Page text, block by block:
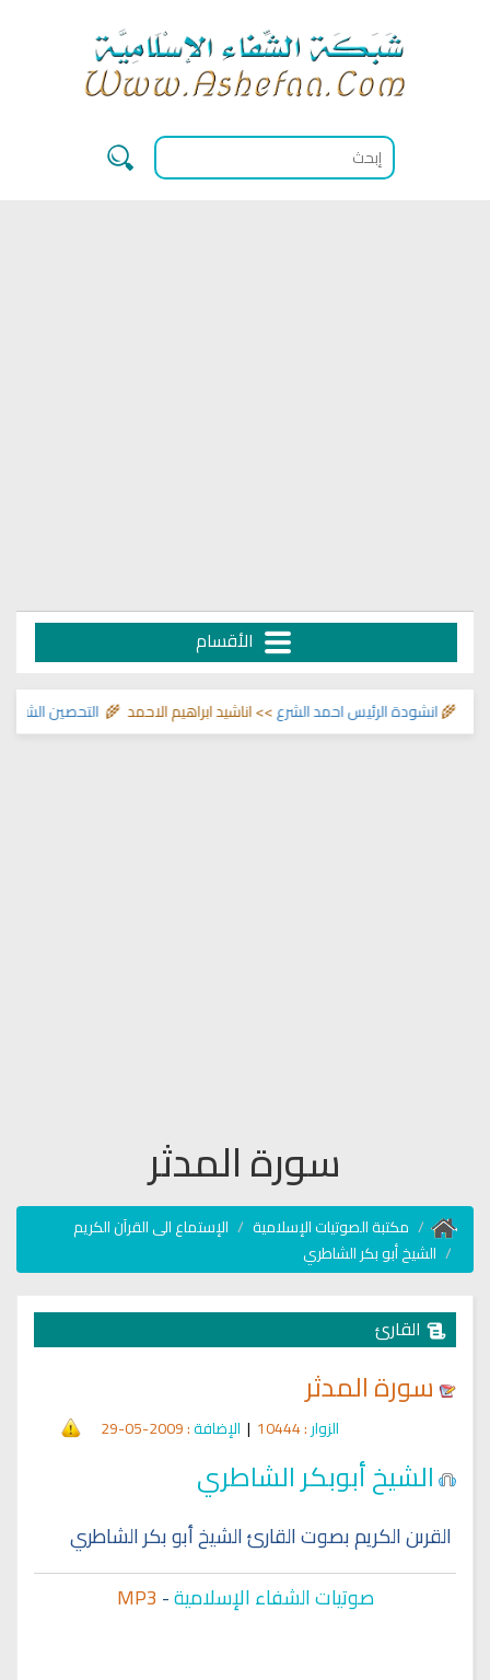
الأقسام
التحصين الشرعي انشودة الرئيس احمد الشرع>> اناشيد ابراهيم الاحمد 🌾
سورة المدثر
مكتبة الصوتيات الإسلامية
الإستماع الى القرآن الكريم
الشيخ أبو بكر الشاطري
القارئ
سورة المدثر
الزوار: 10444
| الإضافة: 2009-05-29
الشيخ أبوبكر الشاطري
القرىن الكريم بصوت القارئ الشيخ أبو بكر الشاطري
صوتيات الشفاء الإسلامية-
MP3